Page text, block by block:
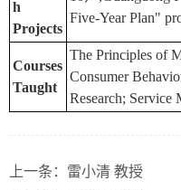
h
Projects
Five-Year Plan"
Courses
Taught
The Principles of
Consumer
Research; Service
上一条： 雷小清 教授